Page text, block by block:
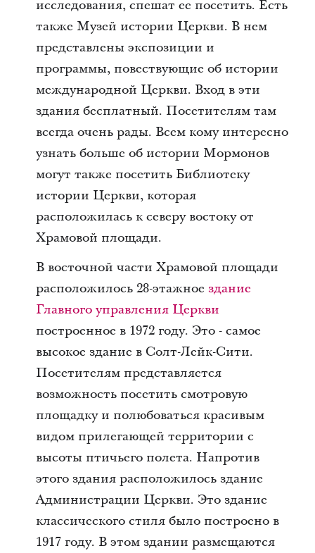
исследования, спешат ее посетить. Есть
также Музей истории Церкви. В нем
представлены экспозиции и
программы, повествующие об истории
международной Церкви. Вход в эти
здания бесплатный. Посетителям там
всегда очень рады. Всем кому интересно
узнать больше об истории Мормонов
могут также посетить Библиотеку
истории Церкви, которая
расположилась к северу востоку от
Храмовой площади.
В восточной части Храмовой площади
расположилось 28-этажное здание
Главного управления Церкви
построенное в 1972 году. Это - самое
высокое здание в Солт-Лейк-Сити.
Посетителям представляется
возможность посетить смотровую
площадку и полюбоваться красивым
видом прилегающей территории с
высоты птичьего полета. Напротив
этого здания расположилось здание
Администрации Церкви. Это здание
классического стиля было построено в
1917 году. В этом здании размещаются